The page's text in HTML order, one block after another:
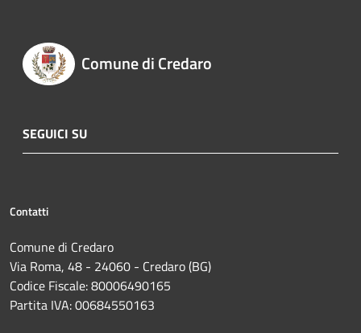
Comune di Credaro
SEGUICI SU
Contatti
Comune di Credaro
Via Roma, 48 - 24060 - Credaro (BG)
Codice Fiscale: 80006490165
Partita IVA: 00684550163